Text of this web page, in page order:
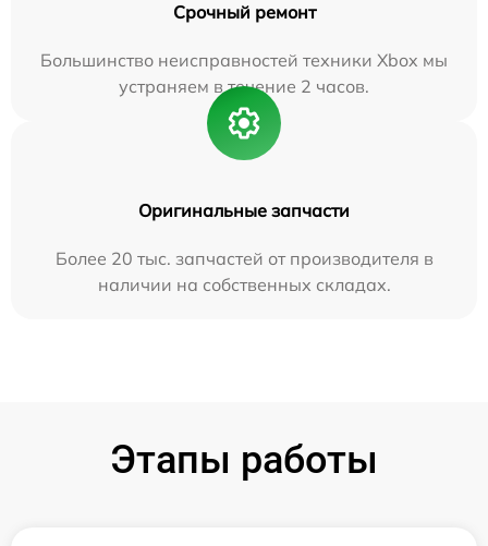
Срочный ремонт
Большинство неисправностей техники Xbox мы
устраняем в течение 2 часов.
Оригинальные запчасти
Более 20 тыс. запчастей от производителя в
наличии на собственных складах.
Этапы работы